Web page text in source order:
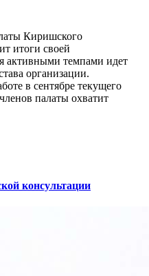
Киришского
итоги своей
активными темпами идет
организации.
в сентябре текущего
палаты охватит
консультации